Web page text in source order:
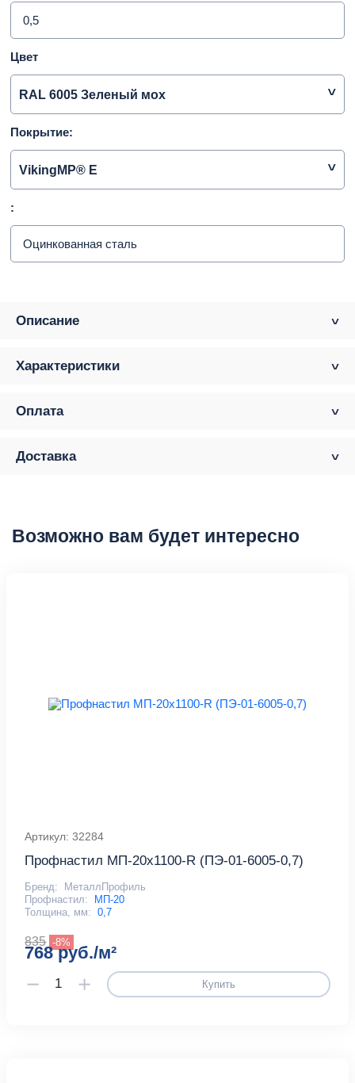
0,5
Цвет
RAL 6005 Зеленый мох
Покрытие:
VikingMP® E
:
Оцинкованная сталь
Описание
Характеристики
Оплата
Доставка
Возможно вам будет интересно
Артикул: 32284
Профнастил МП-20x1100-R (ПЭ-01-6005-0,7)
Бренд:
МеталлПрофиль
Профнастил:
МП-20
Толщина, мм: 0,7
835 -8%
768 руб./м²
Купить